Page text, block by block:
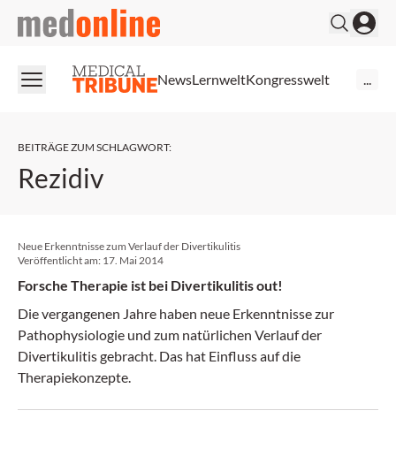
medonline
NewsLernweltKongresswelt
BEITRÄGE ZUM SCHLAGWORT:
Rezidiv
Neue Erkenntnisse zum Verlauf der Divertikulitis
Veröffentlicht am: 17. Mai 2014
Forsche Therapie ist bei Divertikulitis out!
Die vergangenen Jahre haben neue Erkenntnisse zur
Pathophysiologie und zum natürlichen Verlauf der
Divertikulitis gebracht. Das hat Einfluss auf die
Therapiekonzepte.